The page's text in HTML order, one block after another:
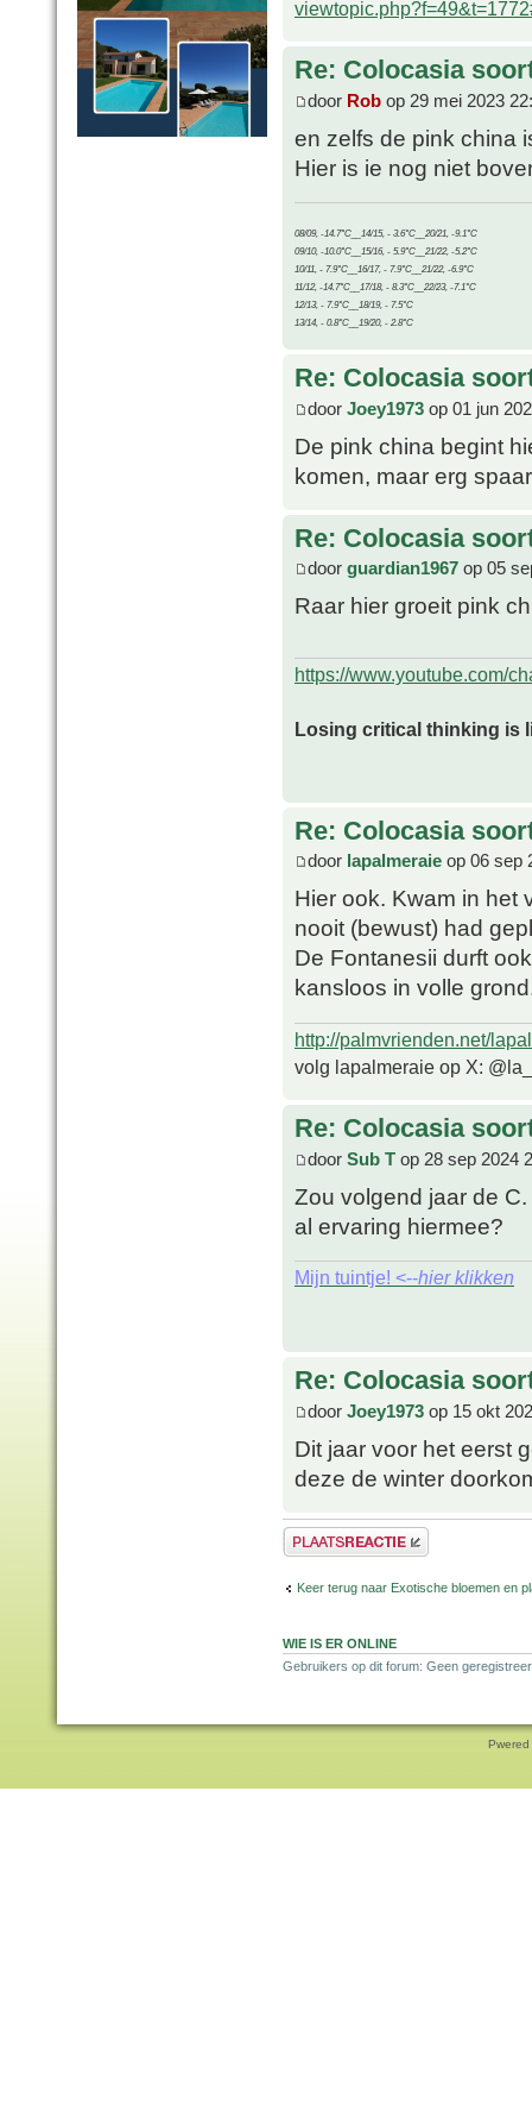
Re: Colocasia
door Rob op 29 mei 2023
en zelfs de pink china
Hier is ie nog niet
08/09, -14.7°C__14/15, - 3.6°C__20/21, -9.1°C
09/10, -10.0°C__15/16, - 5.9°C__21/22, -5.2°C
10/11, - 7.9°C__16/17, - 7.9°C__21/22, -6.9°C
11/12, -14.7°C__17/18, - 8.3°C__22/23, -7.1°C
12/13, - 7.9°C__18/19, - 7.5°C
13/14, - 0.8°C__19/20, - 2.8°C
Re: Colocasia
door Joey1973 op 01 jun
De pink china begint
komen, maar erg
Re: Colocasia
door guardian1967 op 05
Raar hier groeit pink
https://www.youtube.com/
Losing critical thinking is
Re: Colocasia
door lapalmeraie op 06 sep
Hier ook. Kwam in het
nooit (bewust) had
De Fontanesii durft
kansloos in volle
http://palmvrienden.net/
volg lapalmeraie op X:
Re: Colocasia
door Sub T op 28 sep 2024
Zou volgend jaar de
al ervaring hiermee?
Mijn tuintje! <--hier klikken
Re: Colocasia
door Joey1973 op 15 okt
Dit jaar voor het eerst
deze de winter
Plaats een reactie
Keer terug naar Exotische bloemen en
WIE IS ER ONLINE
Gebruikers op dit forum: Geen